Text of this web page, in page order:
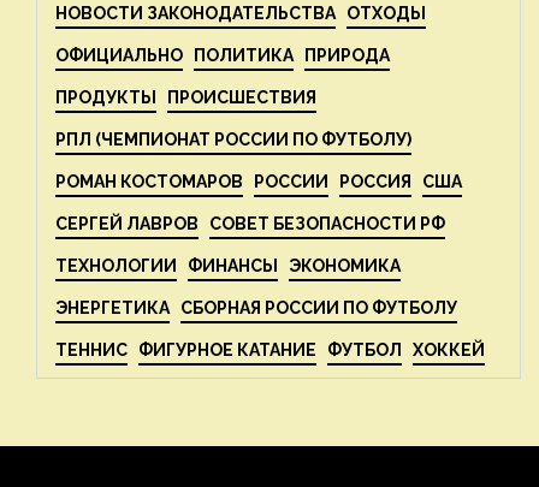
НОВОСТИ ЗАКОНОДАТЕЛЬСТВА ОТХОДЫ
ОФИЦИАЛЬНО ПОЛИТИКА ПРИРОДА
ПРОДУКТЫ ПРОИСШЕСТВИЯ
РПЛ (ЧЕМПИОНАТ РОССИИ ПО ФУТБОЛУ)
РОМАН КОСТОМАРОВ РОССИИ РОССИЯ США
СЕРГЕЙ ЛАВРОВ СОВЕТ БЕЗОПАСНОСТИ РФ
ТЕХНОЛОГИИ ФИНАНСЫ ЭКОНОМИКА
ЭНЕРГЕТИКА СБОРНАЯ РОССИИ ПО ФУТБОЛУ
ТЕННИС ФИГУРНОЕ КАТАНИЕ ФУТБОЛ ХОККЕЙ